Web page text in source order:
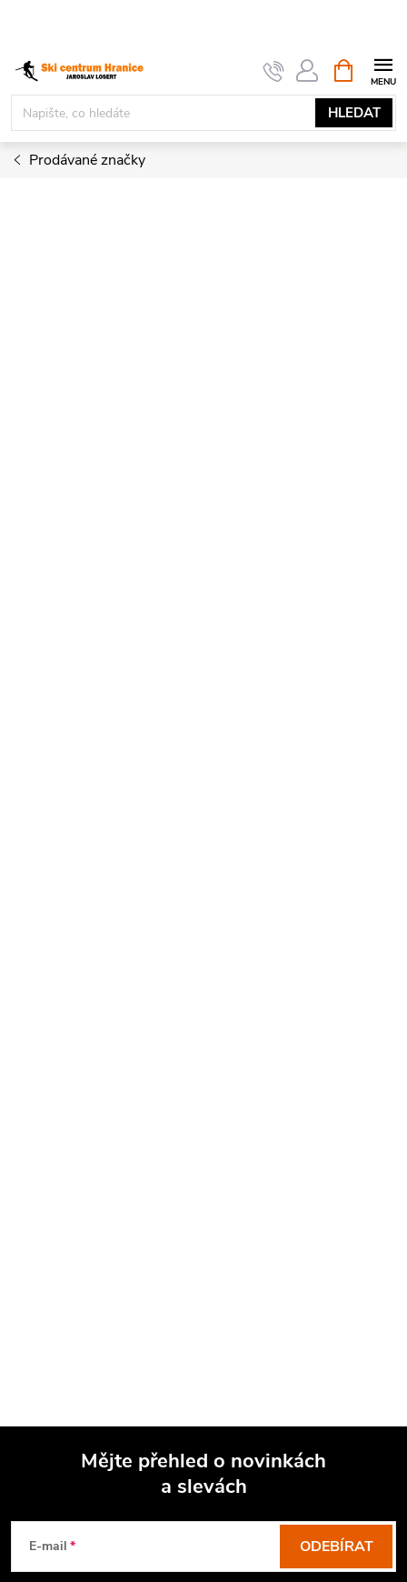
obsah
HLEDAT
NÁKUPNÍ
KOŠÍK
Prodávané značky
Mějte přehled o novinkách
a slevách
E-mail ODEBÍRAT